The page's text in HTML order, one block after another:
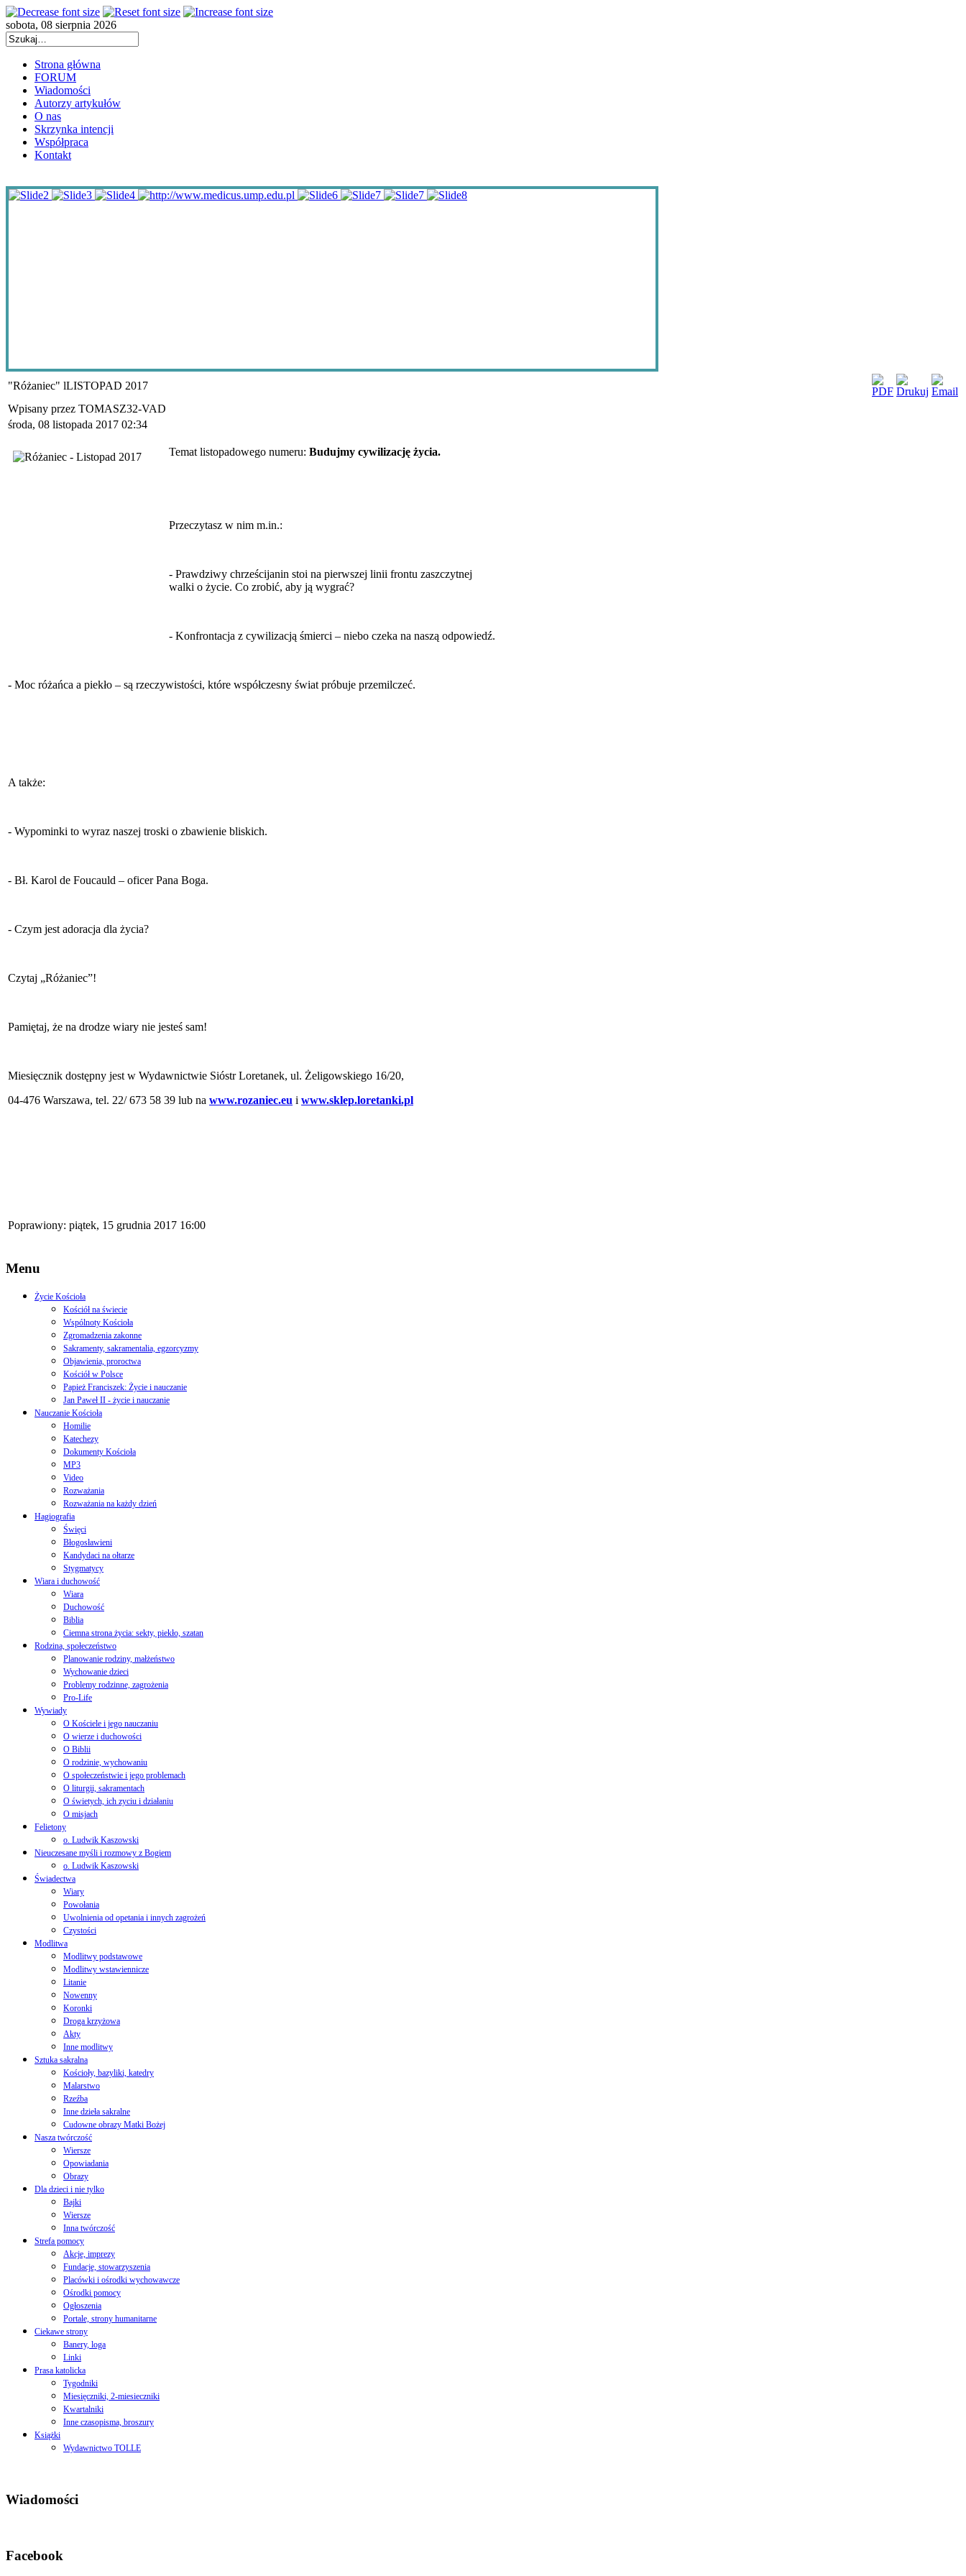
sobota, 08 sierpnia 2026
Strona główna
FORUM
Wiadomości
Autorzy artykułów
O nas
Skrzynka intencji
Współpraca
Kontakt
"Różaniec" lLISTOPAD 2017
Wpisany przez TOMASZ32-VAD
środa, 08 listopada 2017 02:34
Temat listopadowego numeru: Budujmy cywilizację życia.
Przeczytasz w nim m.in.:
- Prawdziwy chrześcijanin stoi na pierwszej linii frontu zaszczytnej
walki o życie. Co zrobić, aby ją wygrać?
- Konfrontacja z cywilizacją śmierci – niebo czeka na naszą odpowiedź.
- Moc różańca a piekło – są rzeczywistości, które współczesny świat próbuje przemilczeć.
A także:
- Wypominki to wyraz naszej troski o zbawienie bliskich.
- Bł. Karol de Foucauld – oficer Pana Boga.
- Czym jest adoracja dla życia?
Czytaj „Różaniec”!
Pamiętaj, że na drodze wiary nie jesteś sam!
Miesięcznik dostępny jest w Wydawnictwie Sióstr Loretanek, ul. Żeligowskiego 16/20,
04-476 Warszawa, tel. 22/ 673 58 39 lub na www.rozaniec.eu i www.sklep.loretanki.pl
Poprawiony: piątek, 15 grudnia 2017 16:00
Menu
Życie Kościoła
Kościół na świecie
Wspólnoty Kościoła
Zgromadzenia zakonne
Sakramenty, sakramentalia, egzorcyzmy
Objawienia, proroctwa
Kościół w Polsce
Papież Franciszek: Życie i nauczanie
Jan Paweł II - życie i nauczanie
Nauczanie Kościoła
Homilie
Katechezy
Dokumenty Kościoła
MP3
Video
Rozważania
Rozważania na każdy dzień
Hagiografia
Święci
Błogosławieni
Kandydaci na ołtarze
Stygmatycy
Wiara i duchowość
Wiara
Duchowość
Biblia
Ciemna strona życia: sekty, piekło, szatan
Rodzina, społeczeństwo
Planowanie rodziny, małżeństwo
Wychowanie dzieci
Problemy rodzinne, zagrożenia
Pro-Life
Wywiady
O Kościele i jego nauczaniu
O wierze i duchowości
O Biblii
O rodzinie, wychowaniu
O społeczeństwie i jego problemach
O liturgii, sakramentach
O świetych, ich zyciu i działaniu
O misjach
Felietony
o. Ludwik Kaszowski
Nieuczesane myśli i rozmowy z Bogiem
o. Ludwik Kaszowski
Świadectwa
Wiary
Powołania
Uwolnienia od opetania i innych zagrożeń
Czystości
Modlitwa
Modlitwy podstawowe
Modlitwy wstawiennicze
Litanie
Nowenny
Koronki
Droga krzyżowa
Akty
Inne modlitwy
Sztuka sakralna
Kościoły, bazyliki, katedry
Malarstwo
Rzeźba
Inne dzieła sakralne
Cudowne obrazy Matki Bożej
Nasza twórczość
Wiersze
Opowiadania
Obrazy
Dla dzieci i nie tylko
Bajki
Wiersze
Inna twórczość
Strefa pomocy
Akcje, imprezy
Fundacje, stowarzyszenia
Placówki i ośrodki wychowawcze
Ośrodki pomocy
Ogłoszenia
Portale, strony humanitarne
Ciekawe strony
Banery, loga
Linki
Prasa katolicka
Tygodniki
Miesięczniki, 2-miesieczniki
Kwartalniki
Inne czasopisma, broszury
Książki
Wydawnictwo TOLLE
Wiadomości
Facebook